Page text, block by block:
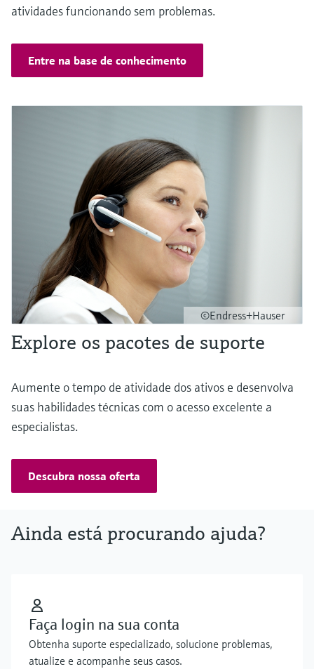
atividades funcionando sem problemas.
Entre na base de conhecimento
©Endress+Hauser
Explore os pacotes de suporte
Aumente o tempo de atividade dos ativos e desenvolva
suas habilidades técnicas com o acesso excelente a
especialistas.
Descubra nossa oferta
Ainda está procurando ajuda?
Faça login na sua conta
Obtenha suporte especializado, solucione problemas,
atualize e acompanhe seus casos.